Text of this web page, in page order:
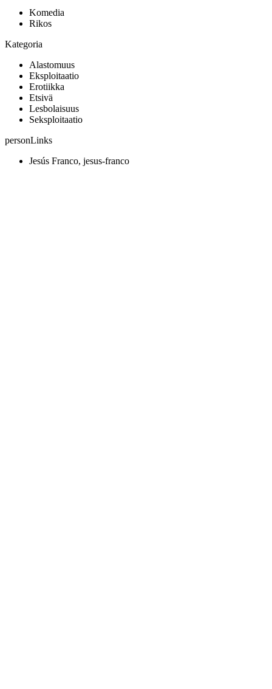
Komedia
Rikos
Kategoria
Alastomuus
Eksploitaatio
Erotiikka
Etsivä
Lesbolaisuus
Seksploitaatio
personLinks
Jesús Franco, jesus-franco